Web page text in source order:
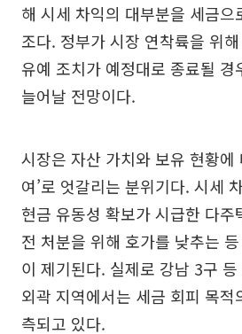
해 시세 차익의 대부분을 세금으
조다. 정부가 시장 연착륙을 위
유예 조치가 예정대로 종료될 경
늘어날 전망이다.
시장은 자산 가치와 보유 현황에
여’로 엇갈리는 분위기다. 시세
현금 유동성 확보가 시급한 다주
전 처분을 위해 호가를 낮추는
이 제기된다. 실제로 강남 3구
외곽 지역에서는 세금 회피 목
측되고 있다.